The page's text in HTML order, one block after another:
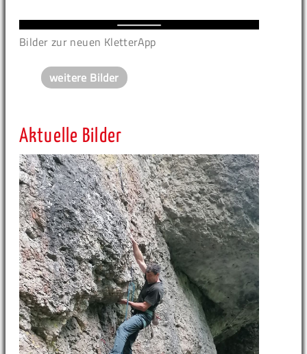
Bilder zur neuen KletterApp
weitere Bilder
Aktuelle Bilder